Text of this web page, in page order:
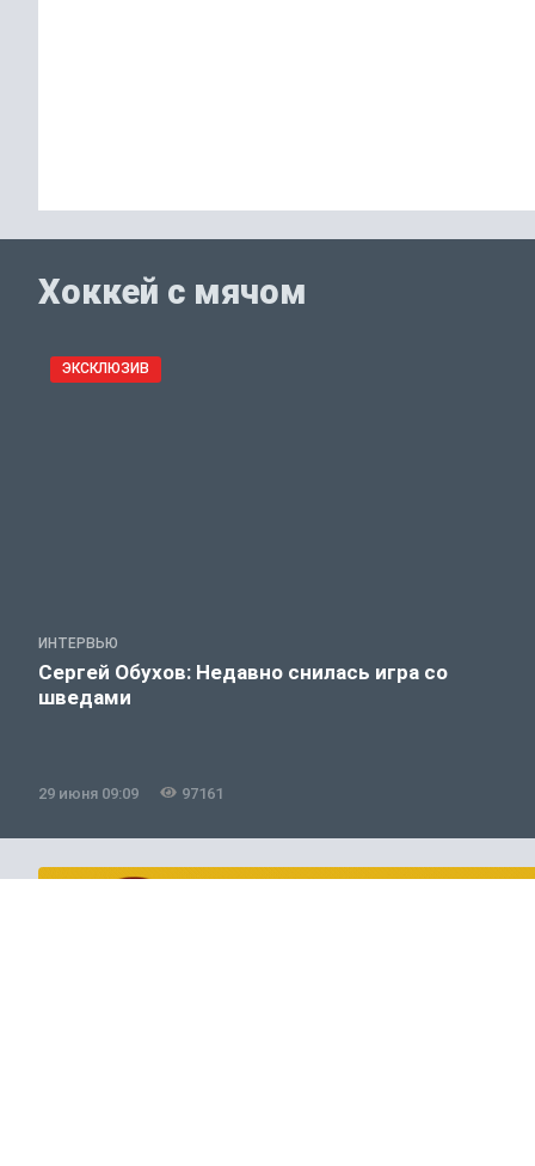
Хоккей с мячом
ЭКСКЛЮЗИВ
ИНТЕРВЬЮ
Сергей Обухов: Недавно снилась игра со
шведами
29 июня 09:09 97161